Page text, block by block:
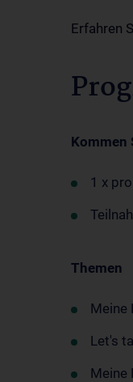
Erfahren
Kommen
1 x
Themen
Meine
Let's
Meine